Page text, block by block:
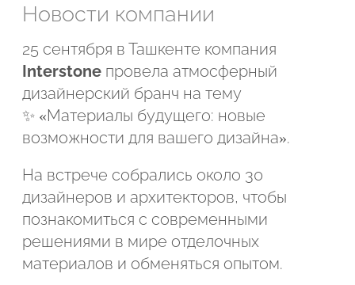
Новости компании
25 сентября в Ташкенте компания
Interstone провела атмосферный
дизайнерский бранч на тему
✨ «Материалы будущего: новые
возможности для вашего дизайна».
На встрече собрались около 30
дизайнеров и архитекторов, чтобы
познакомиться с современными
решениями в мире отделочных
материалов и обменяться опытом.
ОТПРАВИТЬ ЗАЯВКУ
Подтвердите, что вы не робот
Подтвердите, что вы не робот